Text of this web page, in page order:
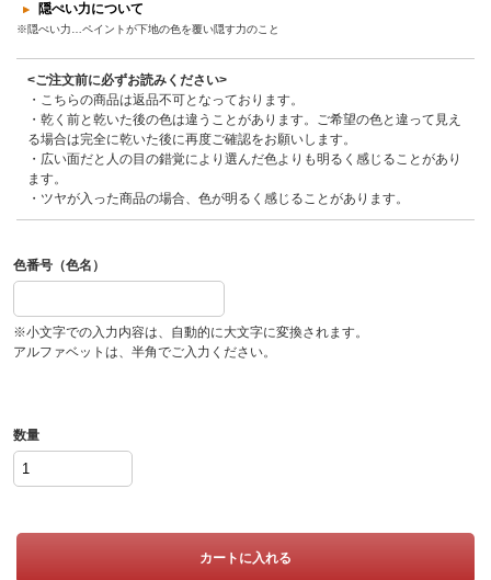
隠ぺい力について
※隠ぺい力…ペイントが下地の色を覆い隠す力のこと
<ご注文前に必ずお読みください>
・こちらの商品は返品不可となっております。
・乾く前と乾いた後の色は違うことがあります。ご希望の色と違って見え
る場合は完全に乾いた後に再度ご確認をお願いします。
・広い面だと人の目の錯覚により選んだ色よりも明るく感じることがあり
ます。
・ツヤが入った商品の場合、色が明るく感じることがあります。
色番号（色名）
※小文字での入力内容は、自動的に大文字に変換されます。
アルファベットは、半角でご入力ください。
数量
カートに入れる